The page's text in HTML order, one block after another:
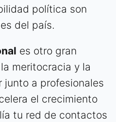
política son
del país.
es otro gran
meritocracia y la
junto a profesionales
el crecimiento
tu red de contactos